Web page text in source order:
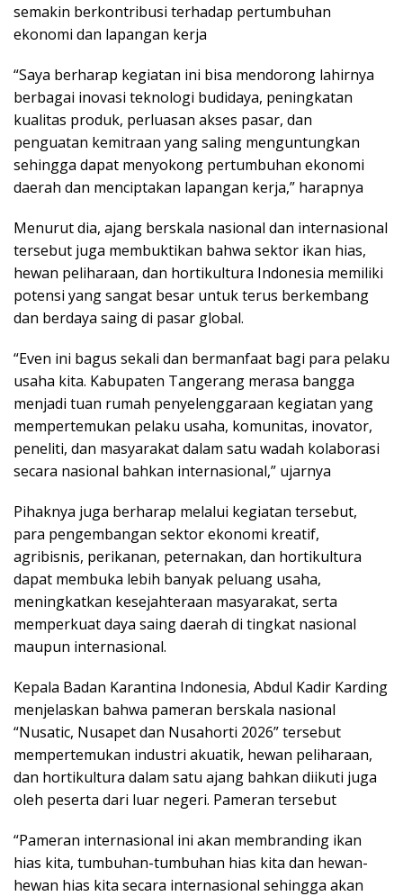
semakin berkontribusi terhadap pertumbuhan
ekonomi dan lapangan kerja
“Saya berharap kegiatan ini bisa mendorong lahirnya
berbagai inovasi teknologi budidaya, peningkatan
kualitas produk, perluasan akses pasar, dan
penguatan kemitraan yang saling menguntungkan
sehingga dapat menyokong pertumbuhan ekonomi
daerah dan menciptakan lapangan kerja,” harapnya
Menurut dia, ajang berskala nasional dan internasional
tersebut juga membuktikan bahwa sektor ikan hias,
hewan peliharaan, dan hortikultura Indonesia memiliki
potensi yang sangat besar untuk terus berkembang
dan berdaya saing di pasar global.
“Even ini bagus sekali dan bermanfaat bagi para pelaku
usaha kita. Kabupaten Tangerang merasa bangga
menjadi tuan rumah penyelenggaraan kegiatan yang
mempertemukan pelaku usaha, komunitas, inovator,
peneliti, dan masyarakat dalam satu wadah kolaborasi
secara nasional bahkan internasional,” ujarnya
Pihaknya juga berharap melalui kegiatan tersebut,
para pengembangan sektor ekonomi kreatif,
agribisnis, perikanan, peternakan, dan hortikultura
dapat membuka lebih banyak peluang usaha,
meningkatkan kesejahteraan masyarakat, serta
memperkuat daya saing daerah di tingkat nasional
maupun internasional.
Kepala Badan Karantina Indonesia, Abdul Kadir Karding
menjelaskan bahwa pameran berskala nasional
“Nusatic, Nusapet dan Nusahorti 2026” tersebut
mempertemukan industri akuatik, hewan peliharaan,
dan hortikultura dalam satu ajang bahkan diikuti juga
oleh peserta dari luar negeri. Pameran tersebut
“Pameran internasional ini akan membranding ikan
hias kita, tumbuhan-tumbuhan hias kita dan hewan-
hewan hias kita secara internasional sehingga akan